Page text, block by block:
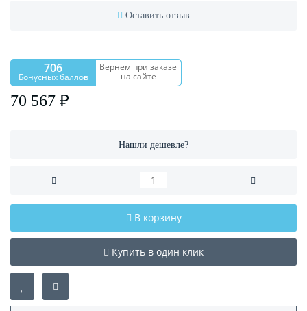
Оставить отзыв
706
Бонусных баллов
Вернем при заказе
на сайте
70 567 ₽
Нашли дешевле?
В корзину
Купить в один клик